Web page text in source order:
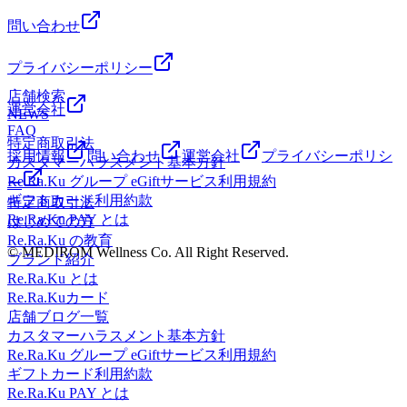
ご予約・お問い合わせはお電話でも承っておりますので、お
気軽にどうぞ♪ご来店、心よりお待ちしております!マッサー
ジのように気持ちがいい肩甲骨ストレッチで、いつまでも健
康で疲れづらいお身体づくりをサポートいたします!スタッ
フ一同、手を温めてお待ちしております!ぜひこの機会にリ
ラクの肩甲骨ストレッチ&amp;ボディケアをお試しください
ませ!
店では肩甲骨にポイントをおいてお疲れの箇所中心に全身を
ほぐしてまいります。みなさまが健康で快適な生活を送れる
い☆ご予約・お問い合わせはお電話でも承っておりますの
で、お気軽にどうぞ♪ご来店、心よりお待ちしております!マ
ッサージのように気持ちがいい肩甲骨ストレッチで、いつま
でも健康で疲れづらいお身体づくりをサポートいたします!
スタッフ一同、手を温めてお待ちしております!ぜひこの機
会にリラクの肩甲骨ストレッチ&amp;ボディケアをお試しく
ださいませ!LINEの友達登録はこちら！当店のインスタはこ
ちら！当店のクチコミはこちらから！
下さい! 詳しくはスタッフまで♪ ーーーーーーーーーーーー
ーーーーーーーーーーー 当店では肩甲骨にポイントをおい
てお疲れの箇所中心に全身をほぐしてまいります。みなさま
が健康で快適な生活を送れるようサポートさせていただきま
すのでぜひお立ち寄りください☆ご予約・お問い合わせはお
電話でも承っておりますので、お気軽にどうぞ♪ご来店、心
よりお待ちしております!マッサージのように気持ちがいい
肩甲骨ストレッチで、いつまでも健康で疲れづらいお身体づ
くりをサポートいたします!スタッフ一同、手を温めてお待
ちしております!ぜひこの機会にリラクの肩甲骨ストレッチ
&amp;ボディケアをお試しくださいませ!LINEの友達登録は
こちら！当店のインスタはこちら！当店のクチコミはこちら
から！
問い合わせ
プライバシーポリシー
運営会社
特定商取引法
カスタマーハラスメント基本方針
Re.Ra.Ku グループ eGiftサービス利用規約
ギフトカード利用約款
Re.Ra.Ku PAY とは
© MEDIROM Wellness Co. All Right Reserved.
店舗検索
NEWS
FAQ
採用情報
問い合わせ 運営会社
プライバシーポリシ
ー
特定商取引法
はじめての方
Re.Ra.Ku の教育
ブランド紹介
Re.Ra.Ku とは
Re.Ra.Kuカード
店舗ブログ一覧
カスタマーハラスメント基本方針
Re.Ra.Ku グループ eGiftサービス利用規約
ギフトカード利用約款
Re.Ra.Ku PAY とは